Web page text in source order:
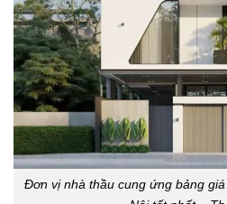
Đơn vị nhà thầu cung ứng bảng